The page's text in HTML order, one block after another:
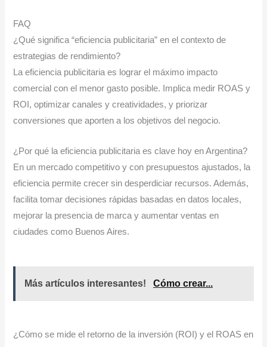
FAQ
¿Qué significa “eficiencia publicitaria” en el contexto de
estrategias de rendimiento?
La eficiencia publicitaria es lograr el máximo impacto
comercial con el menor gasto posible. Implica medir ROAS y
ROI, optimizar canales y creatividades, y priorizar
conversiones que aporten a los objetivos del negocio.
¿Por qué la eficiencia publicitaria es clave hoy en Argentina?
En un mercado competitivo y con presupuestos ajustados, la
eficiencia permite crecer sin desperdiciar recursos. Además,
facilita tomar decisiones rápidas basadas en datos locales,
mejorar la presencia de marca y aumentar ventas en
ciudades como Buenos Aires.
Más artículos interesantes! Cómo crear...
¿Cómo se mide el retorno de la inversión (ROI) y el ROAS en